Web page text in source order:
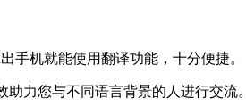
手机就能使用翻译功能，十分便捷。
力您与不同语言背景的人进行交流。